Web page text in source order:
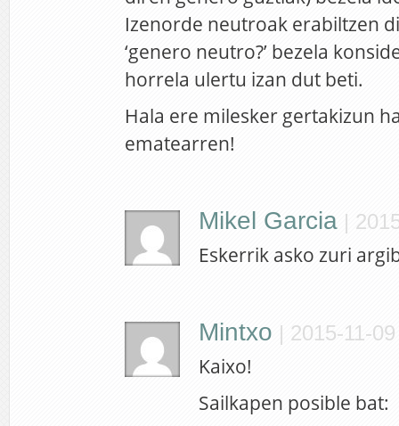
Izenorde neutroak erabiltzen
‘genero neutro?’ bezela
horrela ulertu izan dut beti.
Hala ere milesker gertakizun
ematearren!
Mikel Garcia |
Eskerrik asko zuri
Mintxo | 2015-11-
Kaixo!
Sailkapen posible bat: